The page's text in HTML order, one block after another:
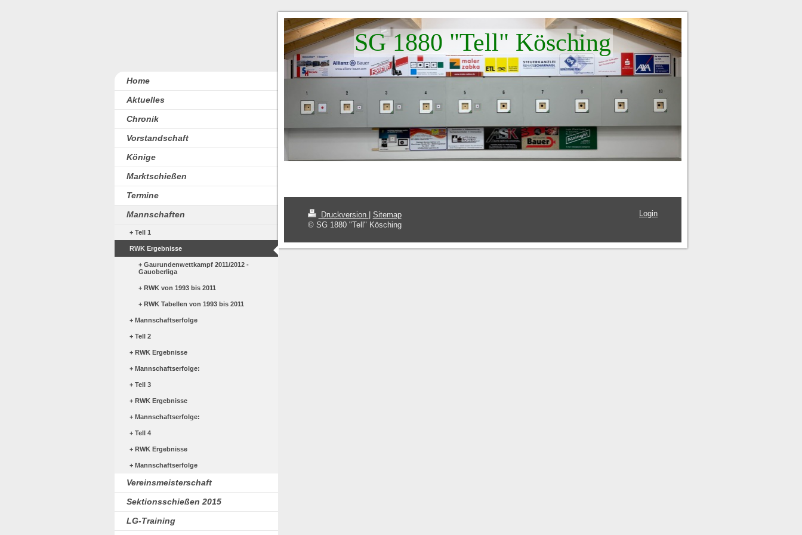
SG 1880 "Tell" Kösching
Druckversion
Sitemap
© SG 1880 "Tell" Kösching
Login
Home
Aktuelles
Chronik
Vorstandschaft
Könige
Marktschießen
Termine
Mannschaften
Tell 1
RWK Ergebnisse
Gaurundenwettkampf 2011/2012 -
Gauoberliga
RWK von 1993 bis 2011
RWK Tabellen von 1993 bis 2011
Mannschaftserfolge
Tell 2
RWK Ergebnisse
Mannschaftserfolge:
Tell 3
RWK Ergebnisse
Mannschaftserfolge:
Tell 4
RWK Ergebnisse
Mannschaftserfolge
Vereinsmeisterschaft
Sektionsschießen 2015
LG-Training